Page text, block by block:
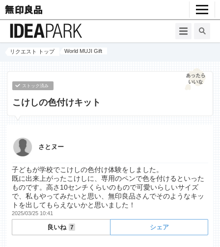
リクエスト トップ World MUJI Gift
ストック済み
こけしの色付けキット
さとヌー
子どもが学校でこけしの色付け体験をしました。
既に出来上がったこけしに、専用のペンで色を付けるといった
ものです。高さ10センチくらいのもので可愛いらしいサイズ
で、私もやってみたいと思い、無印良品さんでそのようなキッ
トを出してもらえないかと思いました！
2025/03/25 10:41
良いね 7 シェア